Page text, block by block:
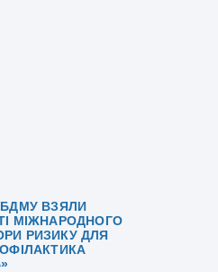
БДМУ ВЗЯЛИ
МІЖНАРОДНОГО
РИЗИКУ ДЛЯ